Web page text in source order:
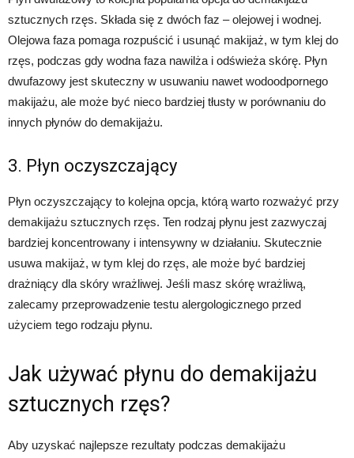
sztucznych rzęs. Składa się z dwóch faz – olejowej i wodnej.
Olejowa faza pomaga rozpuścić i usunąć makijaż, w tym klej do
rzęs, podczas gdy wodna faza nawilża i odświeża skórę. Płyn
dwufazowy jest skuteczny w usuwaniu nawet wodoodpornego
makijażu, ale może być nieco bardziej tłusty w porównaniu do
innych płynów do demakijażu.
3. Płyn oczyszczający
Płyn oczyszczający to kolejna opcja, którą warto rozważyć przy
demakijażu sztucznych rzęs. Ten rodzaj płynu jest zazwyczaj
bardziej koncentrowany i intensywny w działaniu. Skutecznie
usuwa makijaż, w tym klej do rzęs, ale może być bardziej
drażniący dla skóry wrażliwej. Jeśli masz skórę wrażliwą,
zalecamy przeprowadzenie testu alergologicznego przed
użyciem tego rodzaju płynu.
Jak używać płynu do demakijażu
sztucznych rzęs?
Aby uzyskać najlepsze rezultaty podczas demakijażu